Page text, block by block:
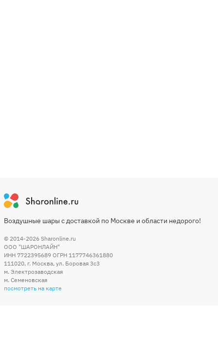
Воздушные шары с доставкой по Москве и области недорого!
© 2014-2026 Sharonline.ru
ООО "ШАРОНЛАЙН"
ИНН 7722395689 ОГРН 1177746361880
111020, г. Москва, ул. Боровая 3c3
м. Электрозаводская
м. Семеновская
посмотреть на карте